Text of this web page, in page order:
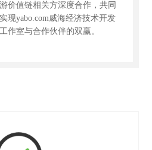
价值链相关方深度合作，共同
现yabo.com威海经济技术开发
作室与合作伙伴的双赢。